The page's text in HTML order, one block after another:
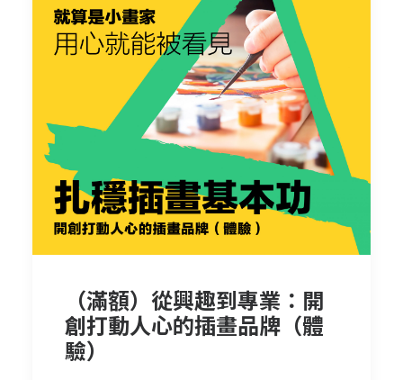
（滿額）從興趣到專業：開
創打動人心的插畫品牌（體
驗）